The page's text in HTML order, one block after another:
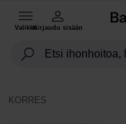
ValikkoKirjaudu sisään
KORRES